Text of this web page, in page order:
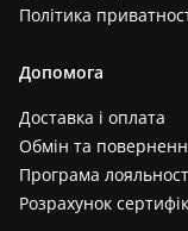
Політика
Допомога
Доставка і оплата
Обмін та
Програма
Розрахунок